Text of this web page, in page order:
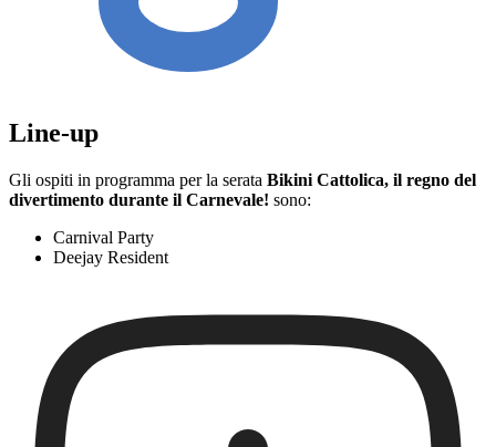
Line-up
Gli ospiti in programma per la serata Bikini Cattolica, il regno del
divertimento durante il Carnevale! sono:
Carnival Party
Deejay Resident